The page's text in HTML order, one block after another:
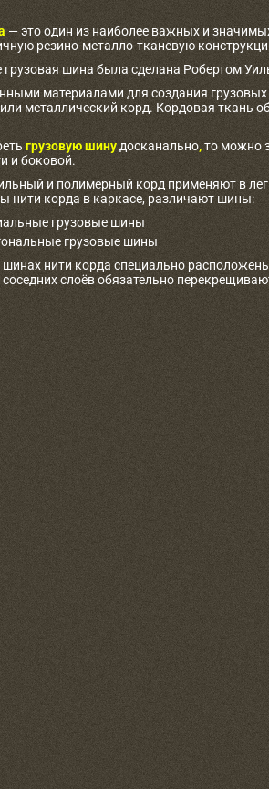
— это один из наиболее важных и
резино-металло-тканевую
грузовая шина была сделана Робертом
материалами для создания грузовых
металлический корд. Кордовая ткань
грузовую шину досканально,то можно
и боковой.
и полимерный корд применяют в
нити корда в каркасе, различают шины:
грузовые шины
грузовые шины
нити корда специально
соседних слоёв обязательно